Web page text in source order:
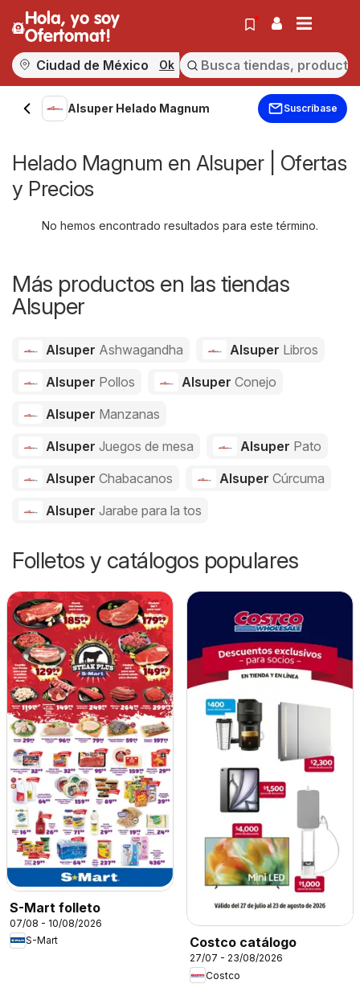
Hola, yo soy
Ofertomat!
Ok
Alsuper Helado Magnum Suscríbase
Helado Magnum en Alsuper | Ofertas
y Precios
No hemos encontrado resultados para este término.
Más productos en las tiendas
Alsuper
Alsuper Ashwagandha Alsuper Libros
Alsuper Pollos Alsuper Conejo
Alsuper Manzanas
Alsuper Juegos de mesa Alsuper Pato
Alsuper Chabacanos Alsuper Cúrcuma
Alsuper Jarabe para la tos
Folletos y catálogos populares
S-Mart folleto
07/08 - 10/08/2026
S-Mart
Costco catálogo
27/07 - 23/08/2026
Costco